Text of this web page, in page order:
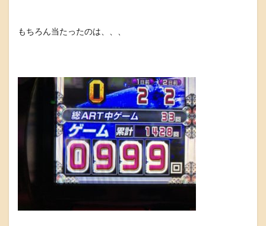
もちろん当たったのは、、、